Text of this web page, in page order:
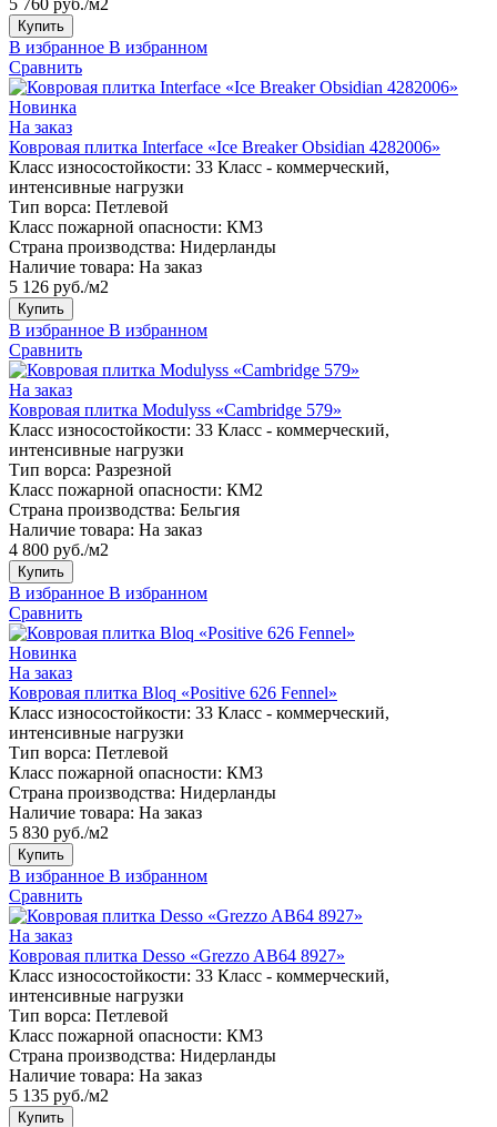
Купить
В избранное В избранном
Сравнить
Новинка
На заказ
Ковровая плитка Interface «Ice Breaker Obsidian 4282006»
Класс износостойкости: 33 Класс - коммерческий,
интенсивные нагрузки
Тип ворса: Петлевой
Класс пожарной опасности: КМ3
Страна производства: Нидерланды
Наличие товара: На заказ
5 126 руб./м2
Купить
В избранное В избранном
Сравнить
На заказ
Ковровая плитка Modulyss «Cambridge 579»
Класс износостойкости: 33 Класс - коммерческий,
интенсивные нагрузки
Тип ворса: Разрезной
Класс пожарной опасности: КМ2
Страна производства: Бельгия
Наличие товара: На заказ
4 800 руб./м2
Купить
В избранное В избранном
Сравнить
Новинка
На заказ
Ковровая плитка Bloq «Positive 626 Fennel»
Класс износостойкости: 33 Класс - коммерческий,
интенсивные нагрузки
Тип ворса: Петлевой
Класс пожарной опасности: КМ3
Страна производства: Нидерланды
Наличие товара: На заказ
5 830 руб./м2
Купить
В избранное В избранном
Сравнить
На заказ
Ковровая плитка Desso «Grezzo AB64 8927»
Класс износостойкости: 33 Класс - коммерческий,
интенсивные нагрузки
Тип ворса: Петлевой
Класс пожарной опасности: КМ3
Страна производства: Нидерланды
Наличие товара: На заказ
5 135 руб./м2
Купить